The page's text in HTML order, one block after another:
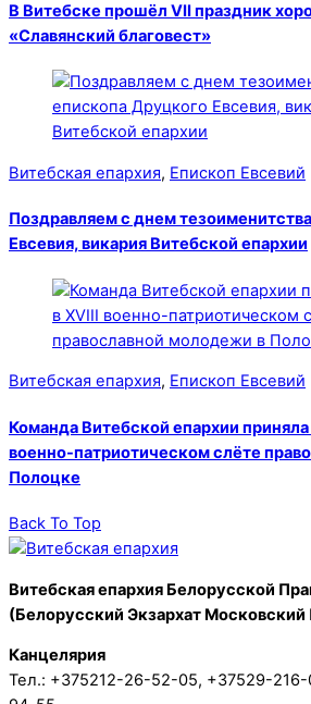
В Витебске прошёл VII праздник
«Славянский благовест»
Витебская епархия, Епископ Евсевий
Поздравляем с днем
Евсевия, викария Витебской епархии
Витебская епархия, Епископ Евсевий
Команда Витебской епархии приняла
военно-патриотическом слёте
Полоцке
Back To Top
Витебская епархия Белорусской
(Белорусский Экзархат Московский
Канцелярия
Тел.: +375212-26-52-05, +37529-